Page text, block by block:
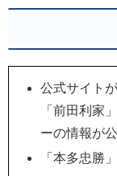
公式サイト
「前田利家
ーの情報が公
「本多忠勝